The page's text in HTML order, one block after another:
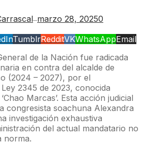
—marzo 28, 20250
TumblrRedditVKWhatsAppEmail
de la Nación fue radicada
en contra del alcalde de
(2024 – 2027), por el
2345 de 2023, conocida
Marcas’. Esta acción judicial
congresista soachuna Alexandra
investigación exhaustiva
del actual mandatario no
norma.